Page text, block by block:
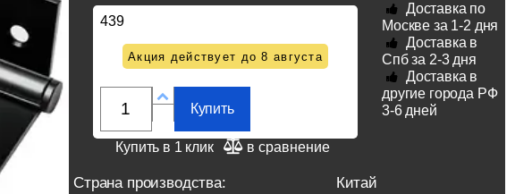
439
Акция действует до 8 августа
Купить
Купить в 1 клик в сравнение
Страна производства:
Китай
Доставка по
Москве за 1-2 дня
Доставка в
Спб за 2-3 дня
Доставка в
другие города РФ
3-6 дней